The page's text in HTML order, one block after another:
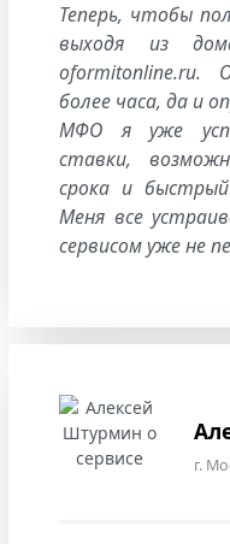
Теперь, чтобы
выходя из
oformitonline.ru.
более часа, да и
МФО я уже
ставки,
срока и
Меня все
сервисом уже не
г.